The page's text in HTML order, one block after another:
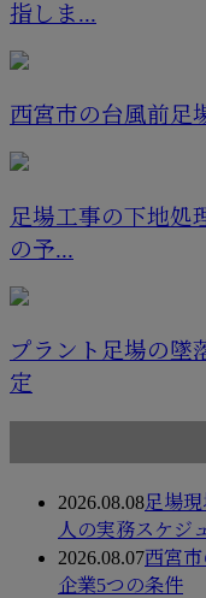
指しま...
西宮市の台風前足
足場工事の下地処
の予...
プラント足場の墜
定
2026.08.08足場
人の実務スケジ
2026.08.07西宮
企業5つの条件